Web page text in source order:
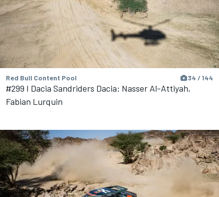
Red Bull Content Pool 34 / 144
#299 I Dacia Sandriders Dacia: Nasser Al-Attiyah,
Fabian Lurquin